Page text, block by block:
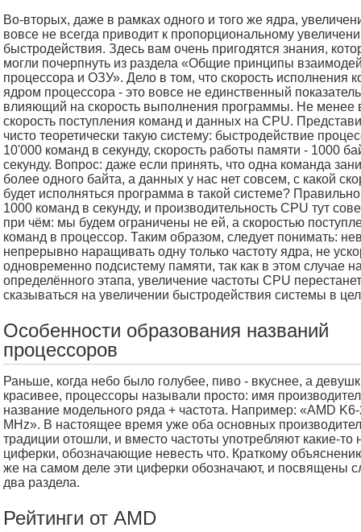
Во-вторых, даже в рамках одного и того же ядра,
вовсе не всегда приводит к пропорциональному
быстродействия. Здесь вам очень пригодятся знания,
могли почерпнуть из раздела «Общие принципы
процессора и ОЗУ». Дело в том, что скорость исполнения
ядром процессора - это вовсе не единственный
влияющий на скорость выполнения программы. Не менее
скорость поступления команд и данных на CPU.
чисто теоретически такую систему: быстродействие
10'000 команд в секунду, скорость работы памяти - 1000
секунду. Вопрос: даже если принять, что одна команда
более одного байта, а данных у нас нет совсем, с какой
будет исполняться программа в такой системе?
1000 команд в секунду, и производительность CPU тут
при чём: мы будем ограничены не ей, а скоростью
команд в процессор. Таким образом, следует понимать:
непрерывно наращивать одну только частоту ядра, не
одновременно подсистему памяти, так как в этом случае
определённого этапа, увеличение частоты CPU перестанет
сказываться на увеличении быстродействия системы в
Особенности образования названий
процессоров
Раньше, когда небо было голубее, пиво - вкуснее, а
красивее, процессоры называли просто: имя
название модельного ряда + частота. Например: «AMD
MHz». В настоящее время уже оба основных
традиции отошли, и вместо частоты употребляют какие-то
циферки, обозначающие невесть что. Краткому
же на самом деле эти циферки обозначают, и посвящены
два раздела.
Рейтинги от AMD